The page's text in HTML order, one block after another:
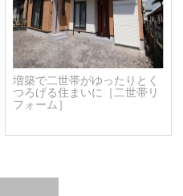
増築で二世帯がゆったりとく
つろげる住まいに［二世帯リ
フォーム］